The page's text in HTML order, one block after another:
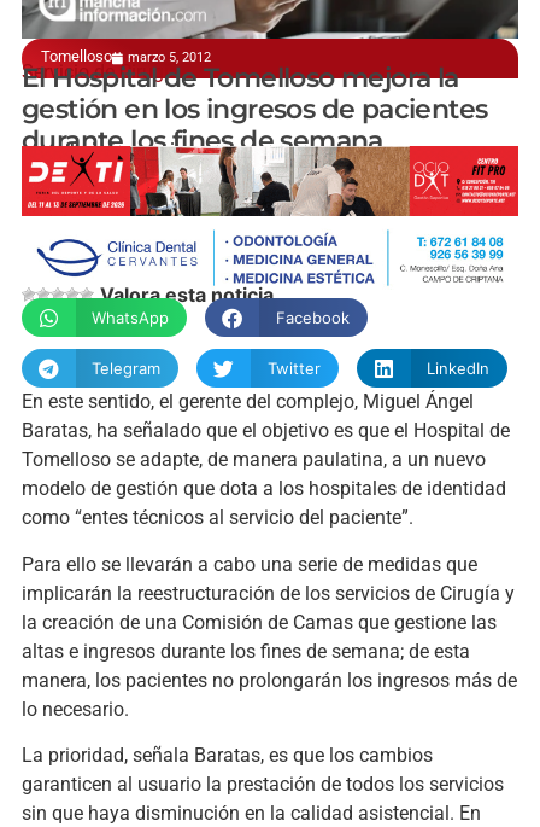
Tomelloso marzo 5, 2012
Servicio de Cirugía
El Hospital de Tomelloso mejora la
gestión en los ingresos de pacientes
durante los fines de semana
manchainformacion.com
Valora esta noticia
WhatsApp Facebook
Telegram Twitter LinkedIn
En este sentido, el gerente del complejo, Miguel Ángel
Baratas, ha señalado que el objetivo es que el Hospital de
Tomelloso se adapte, de manera paulatina, a un nuevo
modelo de gestión que dota a los hospitales de identidad
como “entes técnicos al servicio del paciente”.
Para ello se llevarán a cabo una serie de medidas que
implicarán la reestructuración de los servicios de Cirugía y
la creación de una Comisión de Camas que gestione las
altas e ingresos durante los fines de semana; de esta
manera, los pacientes no prolongarán los ingresos más de
lo necesario.
La prioridad, señala Baratas, es que los cambios
garanticen al usuario la prestación de todos los servicios
sin que haya disminución en la calidad asistencial. En